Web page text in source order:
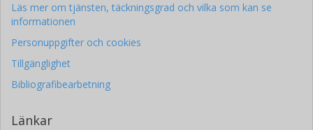
Läs mer om tjänsten, täckningsgrad och vilka som kan se
informationen
Personuppgifter och cookies
Tillgänglighet
Bibliografibearbetning
Länkar